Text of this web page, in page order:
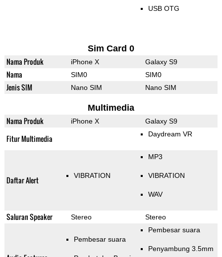
USB OTG
Sim Card 0
Nama Produk iPhone X Galaxy S9
Nama SIM0 SIM0
Jenis SIM Nano SIM Nano SIM
Multimedia
Nama Produk iPhone X Galaxy S9
Fitur Multimedia Daydream VR
Daftar Alert VIBRATION
MP3
VIBRATION
WAV
Saluran Speaker Stereo Stereo
Pembesar suara
Pembesar suara
Penyambung 3.5mm